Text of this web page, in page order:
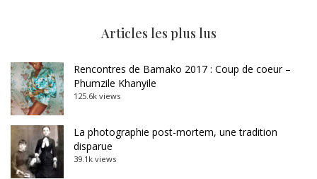
Articles les plus lus
Rencontres de Bamako 2017 : Coup de coeur –
Phumzile Khanyile
125.6k views
La photographie post-mortem, une tradition
disparue
39.1k views